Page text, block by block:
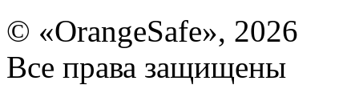
© «OrangeSafe», 2026
Все права защищены